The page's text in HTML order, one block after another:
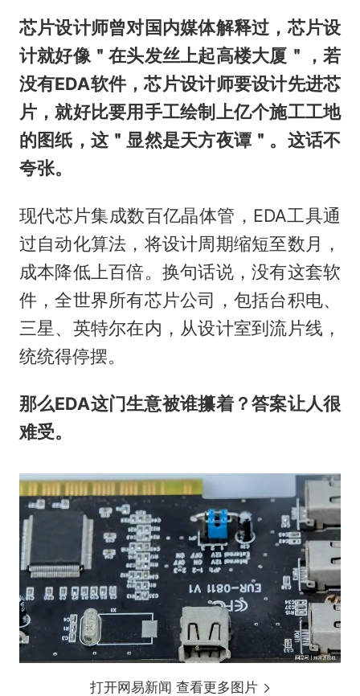
芯片设计师曾对国内媒体解释过，芯片设
计就好像＂在头发丝上起高楼大厦＂，若
没有EDA软件，芯片设计师要设计先进芯
片，就好比要用手工绘制上亿个施工工地
的图纸，这＂显然是天方夜谭＂。这话不
夸张。
现代芯片集成数百亿晶体管，EDA工具通
过自动化算法，将设计周期缩短至数月，
成本降低上百倍。换句话说，没有这套软
件，全世界所有芯片公司，包括台积电、
三星、英特尔在内，从设计室到流片线，
统统得停摆。
那么EDA这门生意被谁攥着？答案让人很
难受。
打开网易新闻 查看更多图片